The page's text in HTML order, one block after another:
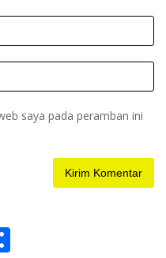
saya pada peramban ini